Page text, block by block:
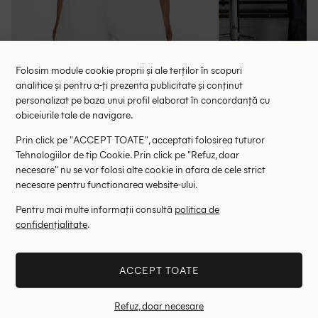
Top Bershka, mix culori
44.00 lei 59.00 lei
RRP: 109.00 lei
XS S
Top Labelrail x
- 65%
Folosim module cookie proprii și ale terților în scopuri
analitice și pentru a-ți prezenta publicitate și conținut
personalizat pe baza unui profil elaborat în concordanță cu
obiceiurile tale de navigare.
Prin click pe "ACCEPT TOATE", acceptati folosirea tuturor
Tehnologiilor de tip Cookie. Prin click pe "Refuz, doar
necesare" nu se vor folosi alte cookie in afara de cele strict
necesare pentru functionarea website-ului.
Pentru mai multe informații consultă politica de
confidențialitate.
ACCEPT TOATE
Refuz, doar necesare